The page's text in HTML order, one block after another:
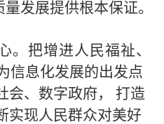
发展提供根本保证。
。 把增进人民福祉、
信息化发展的出发点
会、数字政府，
打造
实现人民群众对美好